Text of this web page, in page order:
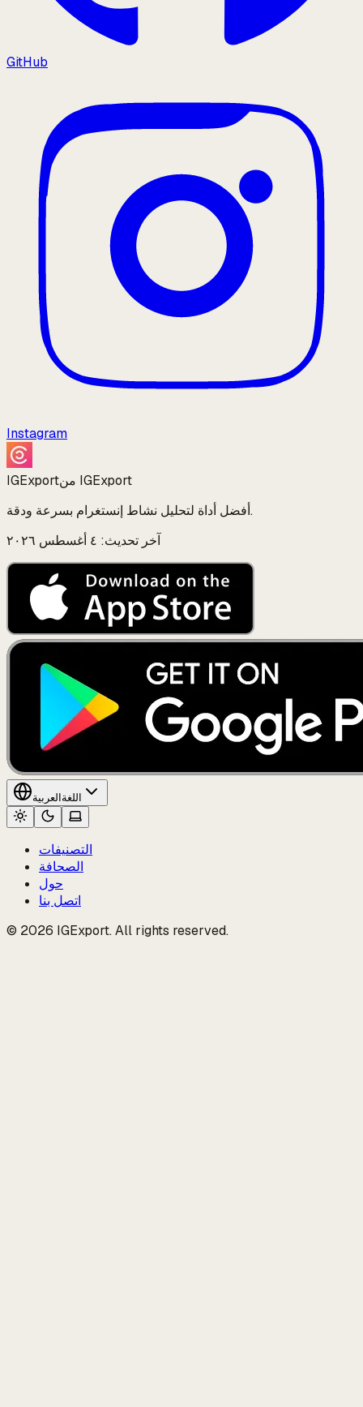
GitHub
Instagram
IGExport
من IGExport
أفضل أداة لتحليل نشاط إنستغرام بسرعة ودقة.
آخر تحديث: ٤ أغسطس ٢٠٢٦
اللغة العربية
التصنيفات
الصحافة
حول
اتصل بنا
© 2026 IGExport. All rights reserved.